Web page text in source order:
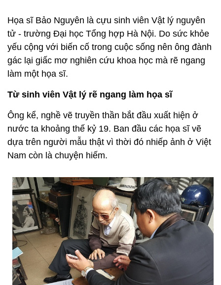
Họa sĩ Bảo Nguyên là cựu sinh viên Vật lý nguyên
tử - trường Đại học Tổng hợp Hà Nội. Do sức khỏe
yếu cộng với biến cố trong cuộc sống nên ông đành
gác lại giấc mơ nghiên cứu khoa học mà rẽ ngang
làm một họa sĩ.
Từ sinh viên Vật lý rẽ ngang làm họa sĩ
Ông kể, nghề vẽ truyền thần bắt đầu xuất hiện ở
nước ta khoảng thế kỷ 19. Ban đầu các họa sĩ vẽ
dựa trên người mẫu thật vì thời đó nhiếp ảnh ở Việt
Nam còn là chuyện hiếm.